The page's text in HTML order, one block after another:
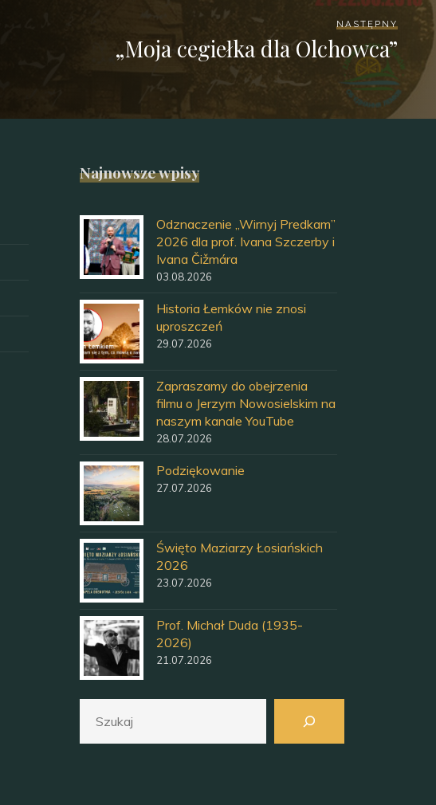
NASTĘPNY
„Moja cegiełka dla Olchowca”
Najnowsze wpisy
Odznaczenie „Wirnyj Predkam”
2026 dla prof. Ivana Szczerby i
Ivana Čižmára
03.08.2026
Historia Łemków nie znosi
uproszczeń
29.07.2026
Zapraszamy do obejrzenia
filmu o Jerzym Nowosielskim na
naszym kanale YouTube
28.07.2026
Podziękowanie
27.07.2026
Święto Maziarzy Łosiańskich
2026
23.07.2026
Prof. Michał Duda (1935-
2026)
21.07.2026